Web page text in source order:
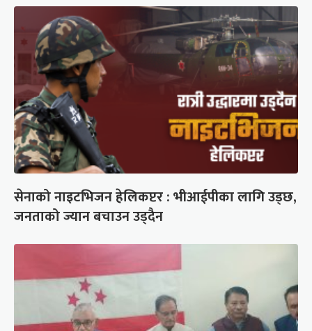
सेनाको नाइटभिजन हेलिकप्टर : भीआईपीका लागि उड्छ,
जनताको ज्यान बचाउन उड्दैन